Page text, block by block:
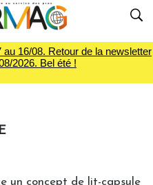
16/08. Retour de la newsletter
2026. Bel été !
un concept de lit-capsule